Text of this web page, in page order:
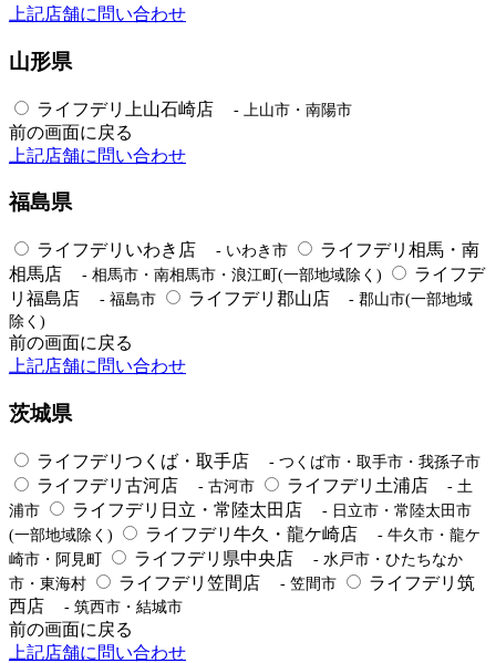
上記店舗に問い合わせ
山形県
ライフデリ上山石崎店 - 上山市・南陽市
前の画面に戻る
上記店舗に問い合わせ
福島県
ライフデリいわき店 - いわき市
ライフデリ相馬・南
相馬店
- 相馬市・南相馬市・浪江町(一部地域除く)
ライフデ
リ福島店
- 福島市 ライフデリ郡山店
- 郡山市(一部地域
除く)
前の画面に戻る
上記店舗に問い合わせ
茨城県
ライフデリつくば・取手店 - つくば市・取手市・我孫子市
ライフデリ古河店 - 古河市 ライフデリ土浦店
- 土
浦市
ライフデリ日立・常陸太田店
- 日立市・常陸太田市
(一部地域除く)
ライフデリ牛久・龍ケ崎店
- 牛久市・龍ケ
崎市・阿見町
ライフデリ県中央店
- 水戸市・ひたちなか
市・東海村
ライフデリ笠間店 - 笠間市
ライフデリ筑
西店
- 筑西市・結城市
前の画面に戻る
上記店舗に問い合わせ